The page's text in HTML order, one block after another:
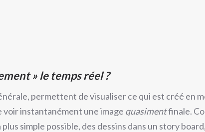
» le temps réel ?
permettent de visualiser ce qui est créé en
instantanément une image quasimentfinale.
simple possible, des dessins dans un story